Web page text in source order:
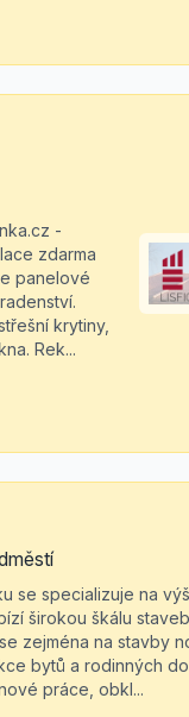
-
zdarma
panelové
krytiny,
Rek...
se specializuje na
širokou škálu
zejména na stavby
bytů a rodinných
práce, obkl...